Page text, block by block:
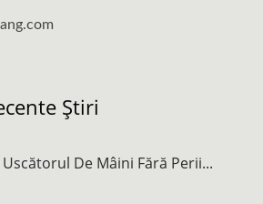
Știri
De Mâini Fără Perii...